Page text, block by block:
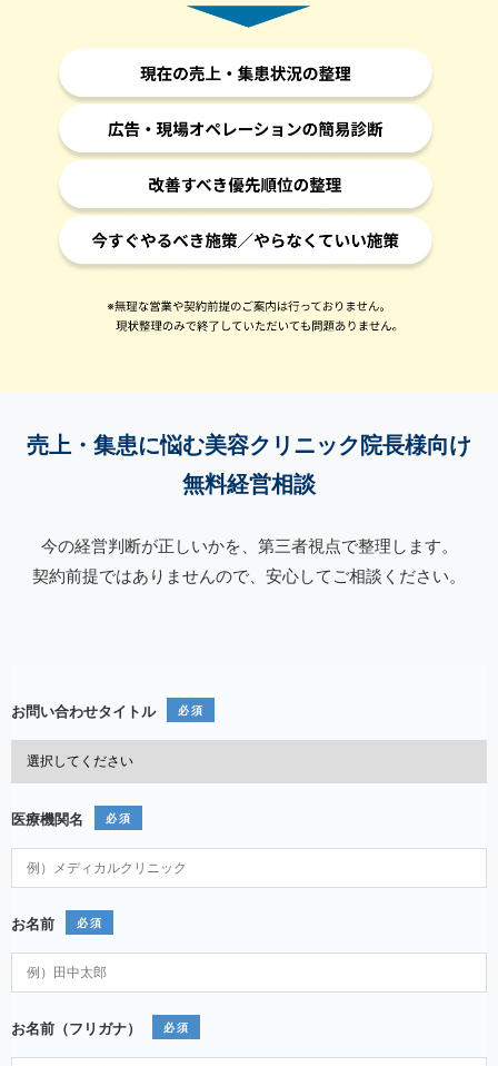
売上・集患に悩む美容クリニック院長様向け
無料経営相談
今の経営判断が正しいかを、第三者視点で整理します。
契約前提ではありませんので、安心してご相談ください。
お問い合わせタイトル 必須
医療機関名 必須
お名前 必須
お名前（フリガナ） 必須